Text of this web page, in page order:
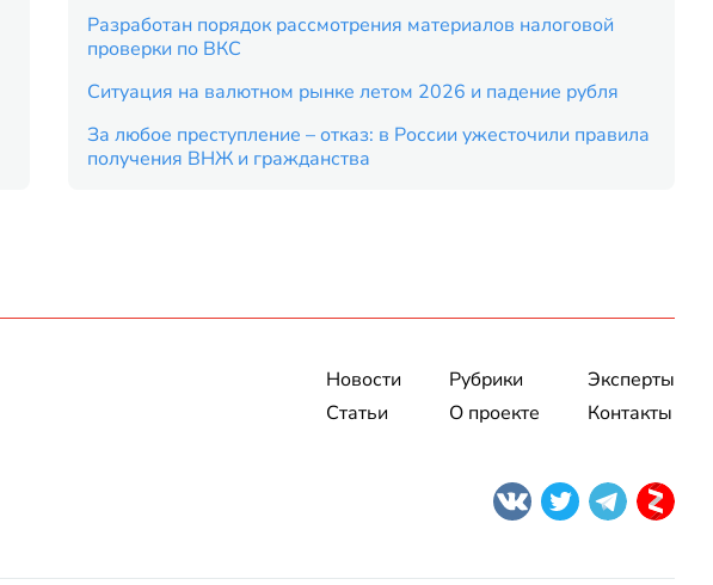
Разработан порядок рассмотрения материалов налоговой
проверки по ВКС
Ситуация на валютном рынке летом 2026 и падение рубля
За любое преступление – отказ: в России ужесточили правила
получения ВНЖ и гражданства
Новости
Статьи
Рубрики
О проекте
Эксперты
Контакты